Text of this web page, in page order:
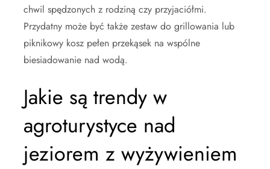
chwil spędzonych z rodziną czy przyjaciółmi.
Przydatny może być także zestaw do grillowania lub
piknikowy kosz pełen przekąsek na wspólne
biesiadowanie nad wodą.
Jakie są trendy w
agroturystyce nad
jeziorem z wyżywieniem